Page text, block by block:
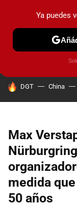
PRUEBAS
HOY SE HABLA DE
DGT China
Max
medida
50 años
Ya puedes